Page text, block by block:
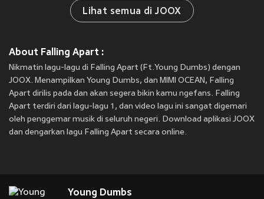
Lihat semua di JOOX
About Falling Apart :
Nikmatin lagu-lagu di Falling Apart (Ft.Young Dumbs) dengan
JOOX. Menampilkan Young Dumbs, dan MIMI OCEAN, Falling
Apart dirilis pada dan akan segera bikin kamu ngefans. Falling
Apart terdiri dari lagu-lagu 1, dan video lagu ini sangat digemari
oleh penggemar musik di seluruh negeri. Download aplikasi JOOX
dan dengarkan lagu Falling Apart secara online.
Young Dumbs